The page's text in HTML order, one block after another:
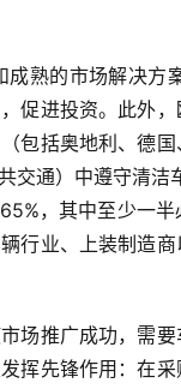
熟的市场解决
促进投资。此外
包括奥地利、德
交通）中遵守清
，其中至少一
行业、上装制造
场推广成功，需
挥先锋作用：在